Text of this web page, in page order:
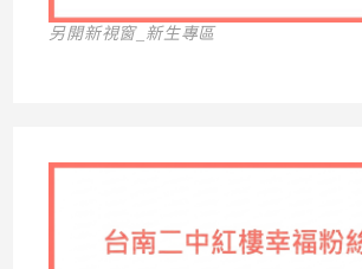
另開新視窗_新生專區